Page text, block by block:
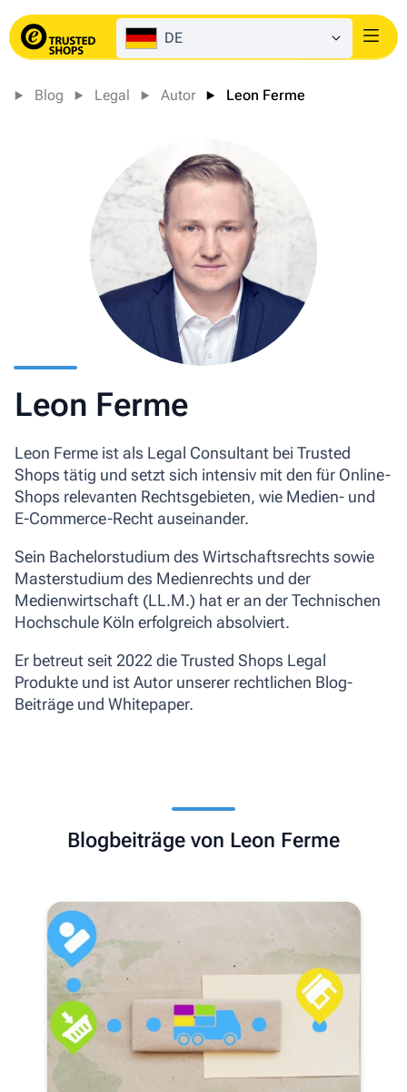
DE Login
Blog Legal Autor Leon Ferme
Leon Ferme
Leon Ferme ist als Legal Consultant bei Trusted
Shops tätig und setzt sich intensiv mit den für Online-
Shops relevanten Rechtsgebieten, wie Medien- und
E-Commerce-Recht auseinander.
Sein Bachelorstudium des Wirtschaftsrechts sowie
Masterstudium des Medienrechts und der
Medienwirtschaft (LL.M.) hat er an der Technischen
Hochschule Köln erfolgreich absolviert.
Er betreut seit 2022 die Trusted Shops Legal
Produkte und ist Autor unserer rechtlichen Blog-
Beiträge und Whitepaper.
Blogbeiträge von Leon Ferme